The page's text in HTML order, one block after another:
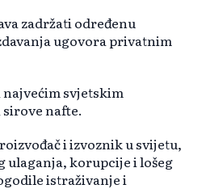
zadržati određenu
ugovora privatnim
najvećim svjetskim
nafte.
i izvoznik u svijetu,
ulaganja, korupcije i lošeg
istraživanje i